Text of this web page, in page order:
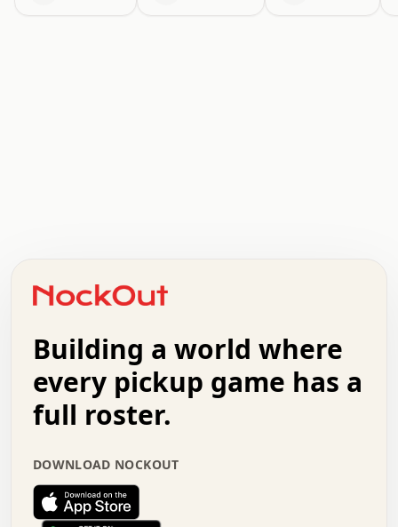
+   .   .   .   .   .   .   .   .   .   +   .   .
.   .   .   .   .   .   .   .   .   .   .   :   .
.   .   .   .   +   .   .   .   .   .   .   .   +
.   :   .   .   .   .   .   .   .   .   o   .   .
.   .   x   .   .   .   .   .   .   :   .   .   o
.   .   .   .   :   .   .   .   .   o   .   .   .
.   .   .   .   .   .   .   :   .   .   .   .   .
.   .   .   .   .   .   .   +   .   .   x   .   .
.   .   .   .   .   :   +   .   .   .   .   .   o
.   .   .   .   .   .   .   .   .   .   .   .   .
Building a world where
every pickup game has a
full roster.
DOWNLOAD NOCKOUT